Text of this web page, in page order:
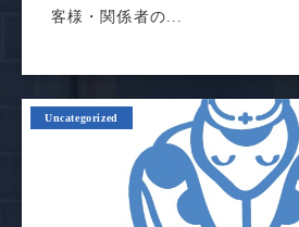
客様・関係者の...
Uncategorized